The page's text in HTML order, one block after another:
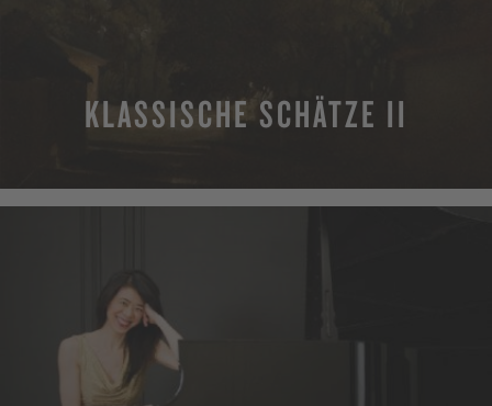
KLASSISCHE SCHÄTZE II